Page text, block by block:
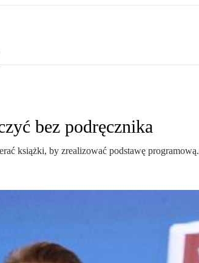
bez podręcznika
książki, by zrealizować podstawę programową.